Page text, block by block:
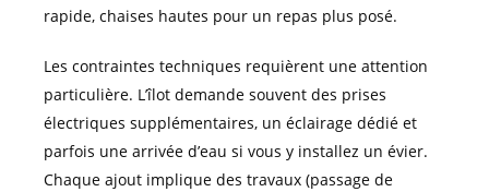
rapide, chaises hautes pour un repas plus posé.
Les contraintes techniques requièrent une attention
particulière. L’îlot demande souvent des prises
électriques supplémentaires, un éclairage dédié et
parfois une arrivée d’eau si vous y installez un évier.
Chaque ajout implique des travaux (passage de